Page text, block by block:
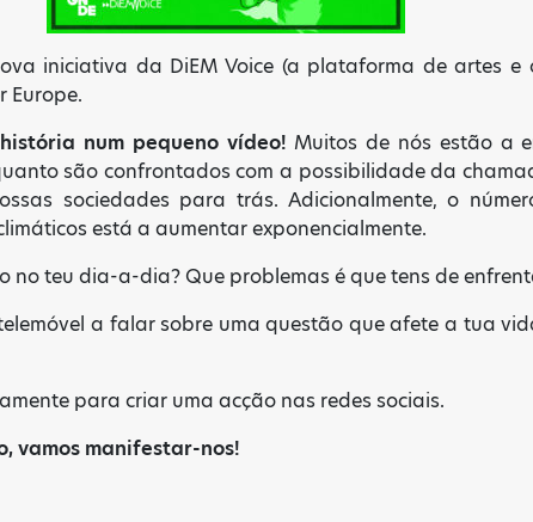
iniciativa da DiEM Voice (a plataforma de artes e
Europe.
num pequeno vídeo! Muitos de nós estão a
são confrontados com a possibilidade da
sociedades para trás. Adicionalmente, o
está a aumentar exponencialmente.
no teu dia-a-dia? Que problemas é que tens de
a falar sobre uma questão que afete a tua
para criar uma acção nas redes sociais.
vamos manifestar-nos!